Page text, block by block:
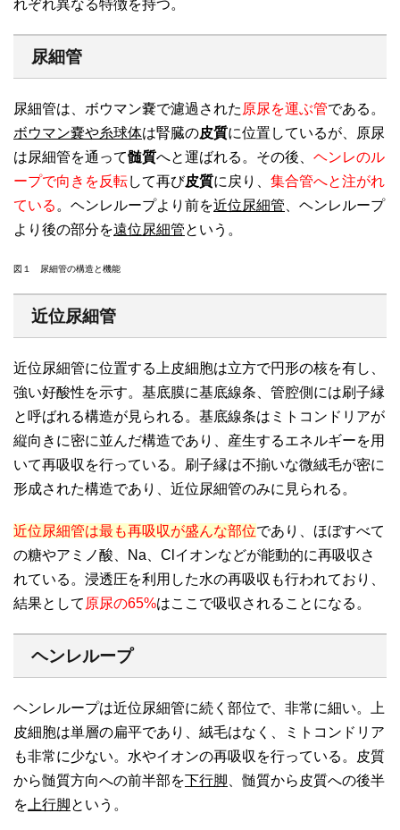
れぞれ異なる特徴を持つ。
尿細管
尿細管は、ボウマン嚢で濾過された 原尿を運ぶ管である。
ボウマン嚢や糸球体は腎臓の皮質に位置しているが、原尿
は尿細管を通って髄質へと運ばれる。その後、 ヘンレのル
ープで向きを反転して再び皮質に戻り、 集合管へと注がれ
ている 。ヘンレループより前を近位尿細管 、ヘンレループ
より後の部分を遠位尿細管という。
図１ 尿細管の構造と機能
近位尿細管
近位尿細管に位置する上皮細胞は立方で円形の核を有し、
強い好酸性を示す。基底膜に基底線条、管腔側には刷子縁
と呼ばれる構造が見られる。基底線条はミトコンドリアが
縦向きに密に並んだ構造であり、産生するエネルギーを用
いて再吸収を行っている。刷子縁は不揃いな微絨毛が密に
形成された構造であり、近位尿細管のみに見られる。
近位尿細管は最も再吸収が盛んな部位であり、ほぼすべて
の糖やアミノ酸、Na、Clイオンなどが能動的に再吸収さ
れている。浸透圧を利用した水の再吸収も行われており、
結果として 原尿の65%はここで吸収されることになる。
ヘンレループ
ヘンレループは近位尿細管に続く部位で、非常に細い。上
皮細胞は単層の扁平であり、絨毛はなく、ミトコンドリア
も非常に少ない。水やイオンの再吸収を行っている。皮質
から髄質方向への前半部を下行脚 、髄質から皮質への後半
を 上行脚という。